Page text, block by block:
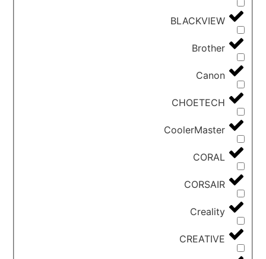
BLACKVIEW
Brother
Canon
CHOETECH
CoolerMaster
CORAL
CORSAIR
Creality
CREATIVE